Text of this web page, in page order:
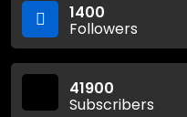
1400
Followers
41900
Subscribers